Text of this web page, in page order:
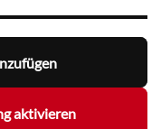
aktivieren